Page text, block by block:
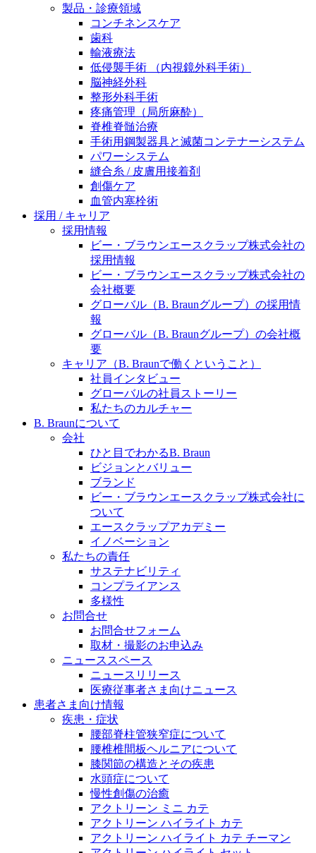
製品ポートフォリオ​
こちらの製品ポートフォリオからも、製品をお探しい
ただくことができます。
販売代理店さま向け情報​
お問合せ先、価格情報、E-Shopのご案内など販売店さ
ま向けの情報スペースです。
水頭症について
「水頭症」とはどのような疾患なのでしょう。成人に
多い水頭症と、小児に多い水頭症の特徴と症状、検査
や治療法など「水頭症」の概要を知っていただくこと
ができます。
ビー・ブラウンエースクラッﾌﾟで新たな可能性を見つ
けませんか？現在募集中のポジションをご覧いただけ
エースクラップアカデミー
医療に携わるあらゆる方々に、学びと情報共有の場を
提供していくことを目指します。
お問合せフォームより、ご質問をお送りください。
製品・診療領域
コンチネンスケア
歯科
輸液療法
低侵襲手術 （内視鏡外科手術）
脳神経外科
整形外科手術
疼痛管理（局所麻酔）
脊椎脊髄治療
手術用鋼製器具と滅菌コンテナーシステム
パワーシステム
縫合糸 / 皮膚用接着剤
創傷ケア
血管内塞栓術
採用 / キャリア
採用情報
ビー・ブラウンエースクラップ株式会社の
採用情報
ビー・ブラウンエースクラップ株式会社の
会社概要
グローバル（B. Braunグループ）の採用情
報
グローバル（B. Braunグループ）の会社概
要
キャリア（B. Braunで働くということ）
社員インタビュー
グローバルの社員ストーリー
私たちのカルチャー
B. Braunについて
会社
ひと目でわかるB. Braun
ビジョンとバリュー
ブランド
ビー・ブラウンエースクラップ株式会社に
ついて
エースクラップアカデミー
イノベーション
私たちの責任
サステナビリティ
コンプライアンス
多様性
お問合せ
お問合せフォーム
取材・撮影のお申込み
ニューススペース
ニュースリリース
医療従事者さま向けニュース
患者さま向け情報
疾患・症状
腰部脊柱管狭窄症について
腰椎椎間板ヘルニアについて
膝関節の構造とその疾患
水頭症について
慢性創傷の治癒
アクトリーン ミニ カテ
アクトリーン ハイライト カテ
アクトリーン ハイライト カテ チーマン